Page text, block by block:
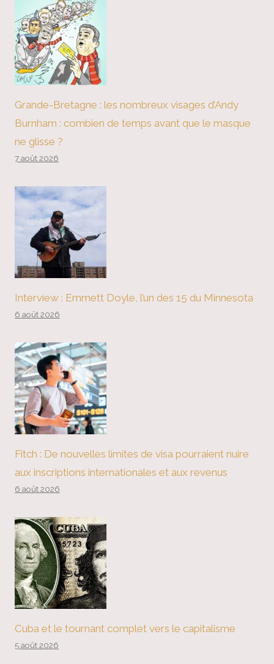
Grande-Bretagne : les nombreux visages d’Andy
Burnham : combien de temps avant que le masque
ne glisse ?
7 août 2026
Interview : Emmett Doyle, l’un des 15 du Minnesota
6 août 2026
Fitch : De nouvelles limites de visa pourraient nuire
aux inscriptions internationales et aux revenus
6 août 2026
Cuba et le tournant complet vers le capitalisme
5 août 2026